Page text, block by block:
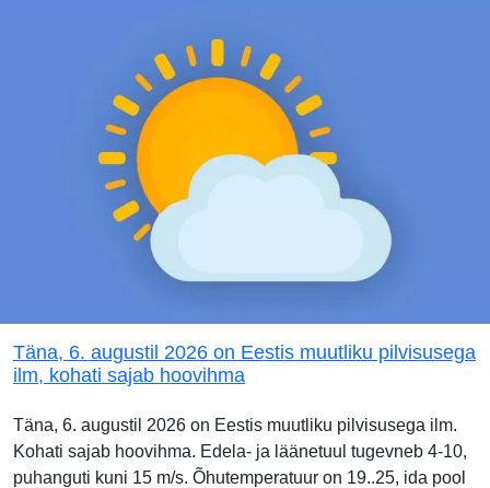
Täna, 6. augustil 2026 on Eestis muutliku pilvisusega
ilm, kohati sajab hoovihma
Täna, 6. augustil 2026 on Eestis muutliku pilvisusega ilm.
Kohati sajab hoovihma. Edela- ja läänetuul tugevneb 4-10,
puhanguti kuni 15 m/s. Õhutemperatuur on 19..25, ida pool